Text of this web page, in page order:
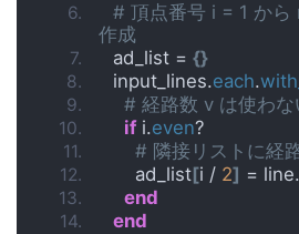
# 頂点番号 i = 1 から
作成
  ad_list =
{}
  input_lines.
each.
# 経路数 v は使わな
if i.even?
# 隣接リストに経
      ad_list
[i / 2] = line.
end
end